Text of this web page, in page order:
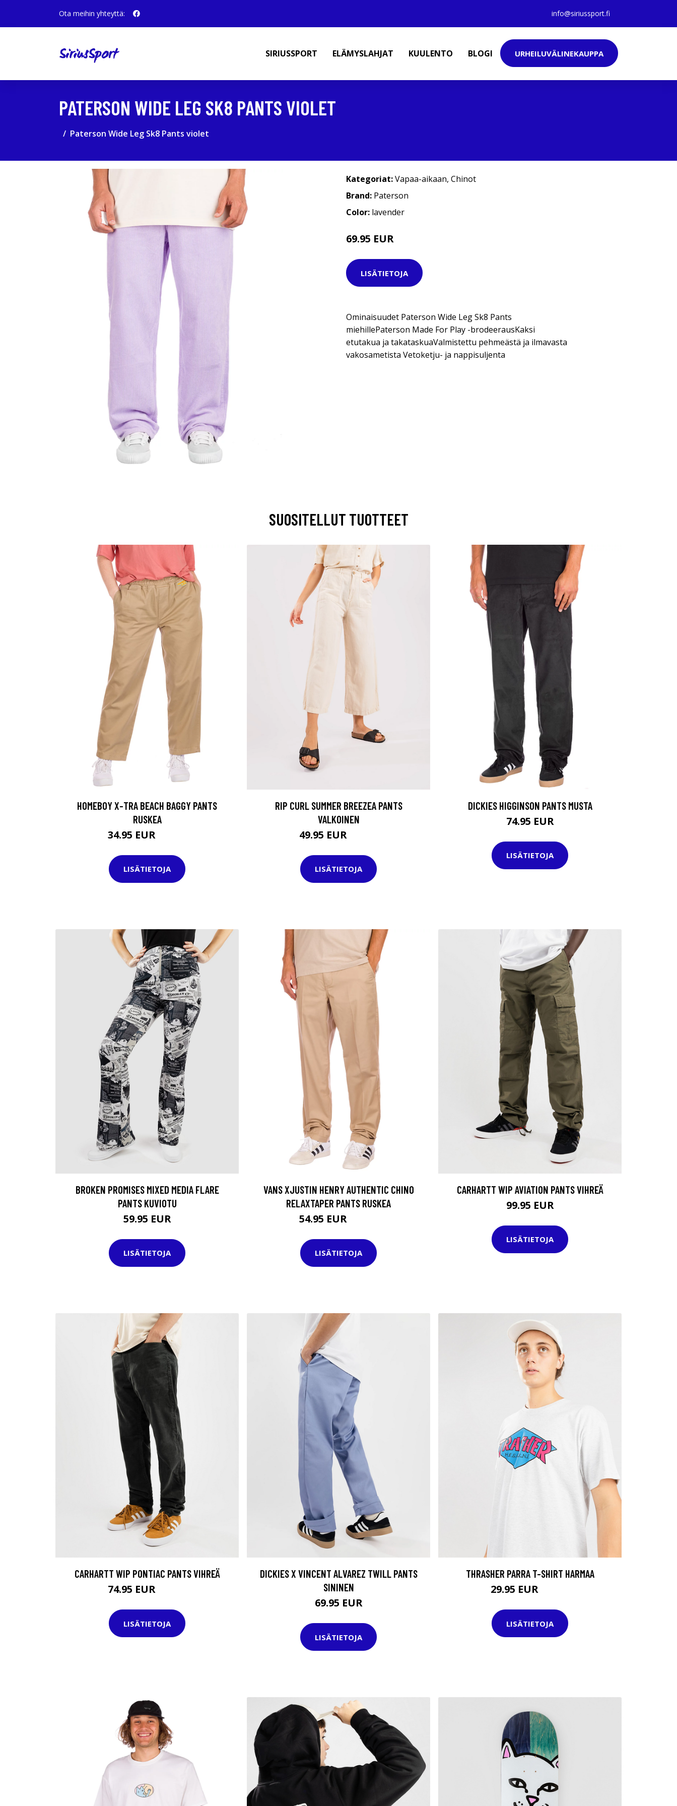
Ota meihin yhteyttä: info@siriussport.fi
SIRIUSSPORT ELÄMYSLAHJAT KUULENTO BLOGI URHEILUVÄLINEKAUPPA
PATERSON WIDE LEG SK8 PANTS VIOLET
Paterson Wide Leg Sk8 Pants violet
Kategoriat:Vapaa-aikaan, Chinot
Brand: Paterson
Color: lavender
69.95 EUR
LISÄTIETOJA
Ominaisuudet Paterson Wide Leg Sk8 Pants
miehillePaterson Made For Play -brodeerausKaksi
etutakua ja takataskuaValmistettu pehmeästä ja ilmavasta
vakosametista Vetoketju- ja nappisuljenta
SUOSITELLUT TUOTTEET
HOMEBOY X-TRA BEACH BAGGY PANTS
RUSKEA
34.95 EUR
LISÄTIETOJA
RIP CURL SUMMER BREEZEA PANTS
VALKOINEN
49.95 EUR
LISÄTIETOJA
DICKIES HIGGINSON PANTS MUSTA
74.95 EUR
LISÄTIETOJA
BROKEN PROMISES MIXED MEDIA FLARE
PANTS KUVIOTU
59.95 EUR
LISÄTIETOJA
VANS XJUSTIN HENRY AUTHENTIC CHINO
RELAXTAPER PANTS RUSKEA
54.95 EUR
LISÄTIETOJA
CARHARTT WIP AVIATION PANTS VIHREÄ
99.95 EUR
LISÄTIETOJA
CARHARTT WIP PONTIAC PANTS VIHREÄ
74.95 EUR
LISÄTIETOJA
DICKIES X VINCENT ALVAREZ TWILL PANTS
SININEN
69.95 EUR
LISÄTIETOJA
THRASHER PARRA T-SHIRT HARMAA
29.95 EUR
LISÄTIETOJA